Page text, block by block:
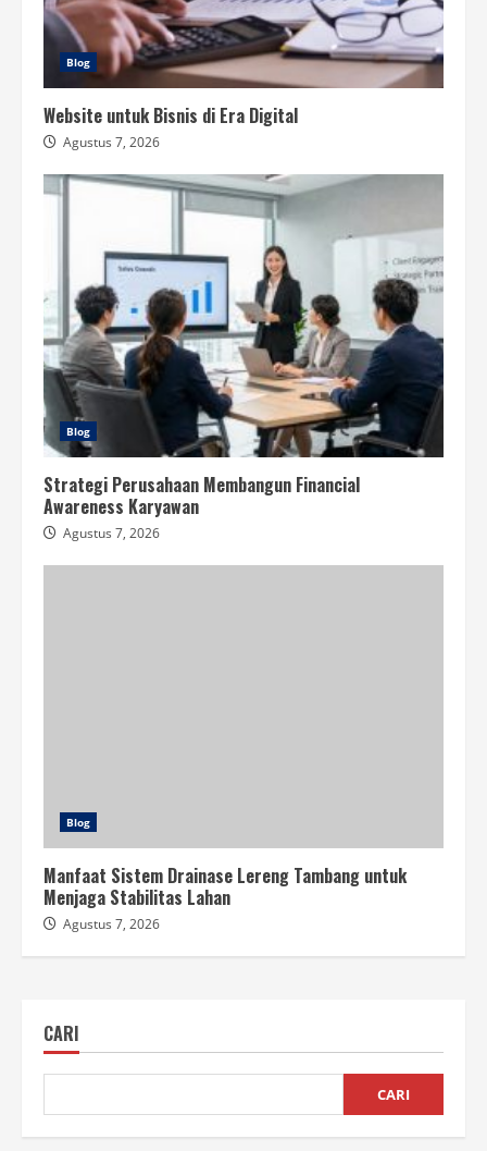
Blog
Website untuk Bisnis di Era Digital
Agustus 7, 2026
Blog
Strategi Perusahaan Membangun Financial
Awareness Karyawan
Agustus 7, 2026
Blog
Manfaat Sistem Drainase Lereng Tambang untuk
Menjaga Stabilitas Lahan
Agustus 7, 2026
CARI
CARI